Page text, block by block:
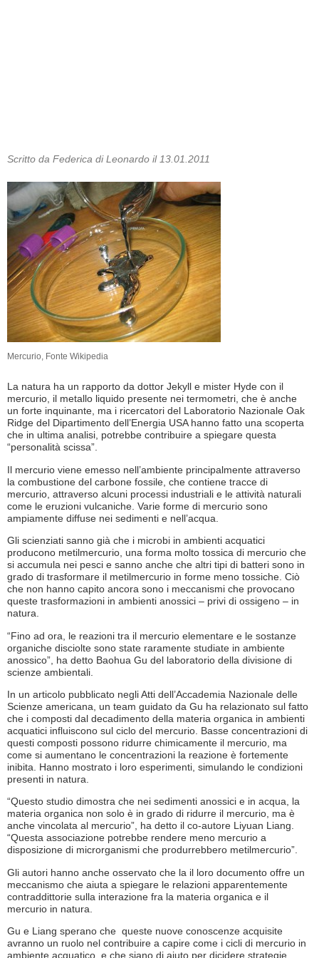
Scritto da Federica di Leonardo il 13.01.2011
Mercurio, Fonte Wikipedia
La natura ha un rapporto da dottor Jekyll e mister Hyde con il
mercurio, il metallo liquido presente nei termometri, che è anche
un forte inquinante, ma i ricercatori del Laboratorio Nazionale Oak
Ridge del Dipartimento dell’Energia USA hanno fatto una scoperta
che in ultima analisi, potrebbe contribuire a spiegare questa
“personalità scissa”.
Il mercurio viene emesso nell’ambiente principalmente attraverso
la combustione del carbone fossile, che contiene tracce di
mercurio, attraverso alcuni processi industriali e le attività naturali
come le eruzioni vulcaniche. Varie forme di mercurio sono
ampiamente diffuse nei sedimenti e nell’acqua.
Gli scienziati sanno già che i microbi in ambienti acquatici
producono metilmercurio, una forma molto tossica di mercurio che
si accumula nei pesci e sanno anche che altri tipi di batteri sono in
grado di trasformare il metilmercurio in forme meno tossiche. Ciò
che non hanno capito ancora sono i meccanismi che provocano
queste trasformazioni in ambienti anossici – privi di ossigeno – in
natura.
“Fino ad ora, le reazioni tra il mercurio elementare e le sostanze
organiche disciolte sono state raramente studiate in ambiente
anossico”, ha detto Baohua Gu del laboratorio della divisione di
scienze ambientali.
In un articolo pubblicato negli Atti dell’Accademia Nazionale delle
Scienze americana, un team guidato da Gu ha relazionato sul fatto
che i composti dal decadimento della materia organica in ambienti
acquatici influiscono sul ciclo del mercurio. Basse concentrazioni di
questi composti possono ridurre chimicamente il mercurio, ma
come si aumentano le concentrazioni la reazione è fortemente
inibita. Hanno mostrato i loro esperimenti, simulando le condizioni
presenti in natura.
“Questo studio dimostra che nei sedimenti anossici e in acqua, la
materia organica non solo è in grado di ridurre il mercurio, ma è
anche vincolata al mercurio”, ha detto il co-autore Liyuan Liang.
“Questa associazione potrebbe rendere meno mercurio a
disposizione di microrganismi che produrrebbero metilmercurio”.
Gli autori hanno anche osservato che la il loro documento offre un
meccanismo che aiuta a spiegare le relazioni apparentemente
contraddittorie sulla interazione fra la materia organica e il
mercurio in natura.
Gu e Liang sperano che queste nuove conoscenze acquisite
avranno un ruolo nel contribuire a capire come i cicli di mercurio in
ambiente acquatico e che siano di aiuto per dicidere strategie